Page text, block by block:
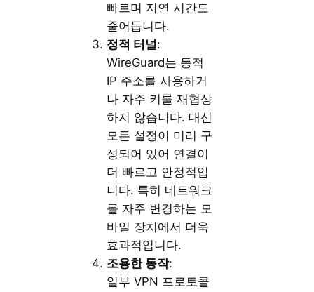
빠르며 지연 시간도
줄어듭니다.
정적 터널:
WireGuard는 동적
IP 주소를 사용하거
나 자주 키를 재협상
하지 않습니다. 대신
모든 설정이 미리 구
성되어 있어 연결이
더 빠르고 안정적입
니다. 특히 네트워크
를 자주 변경하는 모
바일 장치에서 더욱
효과적입니다.
조용한 동작:
일부 VPN 프로토콜